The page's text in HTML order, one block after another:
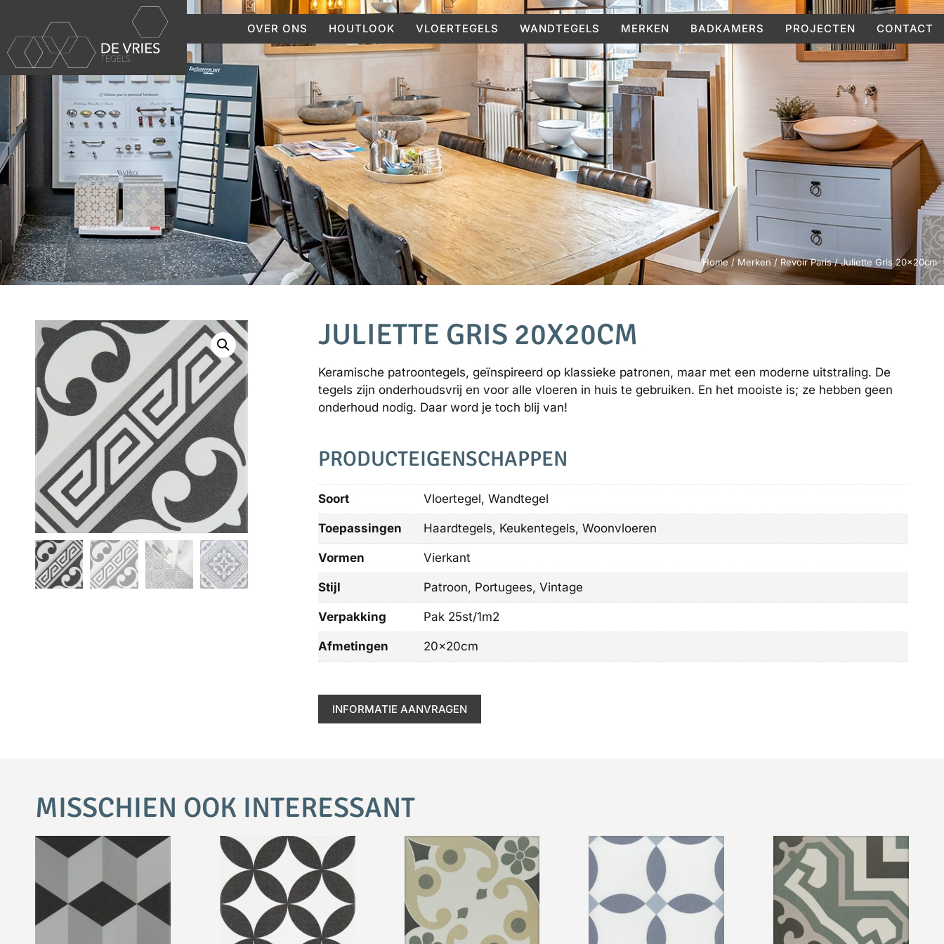
OVER ONS HOUTLOOK VLOERTEGELS WANDTEGELS MERKEN BADKAMERS PROJECTEN CONTACT
Home/ Merken/ Revoir Paris/ Juliette Gris 20x20cm
JULIETTE GRIS 20X20CM
Keramische patroontegels, geïnspireerd op klassieke patronen, maar met een moderne uitstraling. De
tegels zijn onderhoudsvrij en voor alle vloeren in huis te gebruiken. En het mooiste is; ze hebben geen
onderhoud nodig. Daar word je toch blij van!
PRODUCTEIGENSCHAPPEN
Soort Vloertegel, Wandtegel
Toepassingen Haardtegels, Keukentegels, Woonvloeren
Vormen Vierkant
Stijl Patroon, Portugees, Vintage
Verpakking Pak 25st/1m2
Afmetingen 20x20cm
INFORMATIE AANVRAGEN
MISSCHIEN OOK INTERESSANT